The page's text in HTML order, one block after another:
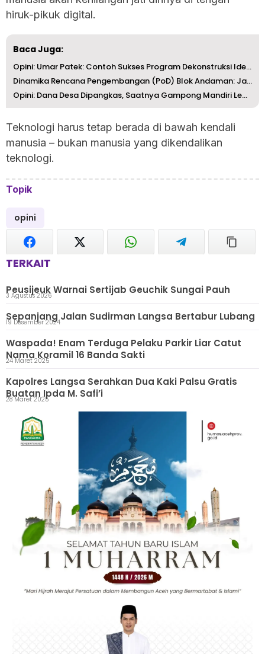
hiruk-pikuk digital.
Baca Juga:
Opini: Umar Patek: Contoh Sukses Program Dekonstruksi Ide...
Dinamika Rencana Pengembangan (PoD) Blok Andaman: Jangan ...
Opini: Dana Desa Dipangkas, Saatnya Gampong Mandiri Lewat...
Teknologi harus tetap berada di bawah kendali
manusia – bukan manusia yang dikendalikan
teknologi.
Topik
opini
TERKAIT
Peusijeuk Warnai Sertijab Geuchik Sungai Pauh
3 Agustus 2026
Sepanjang Jalan Sudirman Langsa Bertabur Lubang
19 Desember 2024
Waspada! Enam Terduga Pelaku Parkir Liar Catut
Nama Koramil 16 Banda Sakti
24 Maret 2025
Kapolres Langsa Serahkan Dua Kaki Palsu Gratis
Buatan Ipda M. Safi’i
28 Maret 2025